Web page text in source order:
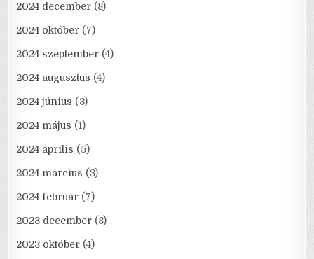
2024 december (8)
2024 október (7)
2024 szeptember (4)
2024 augusztus (4)
2024 június (3)
2024 május (1)
2024 április (5)
2024 március (3)
2024 február (7)
2023 december (8)
2023 október (4)